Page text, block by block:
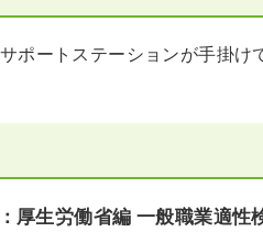
ポートステーションが手掛
厚生労働省編 一般職業適性